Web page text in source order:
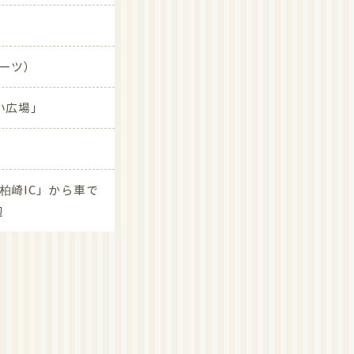
）
場」
崎IC」から車で